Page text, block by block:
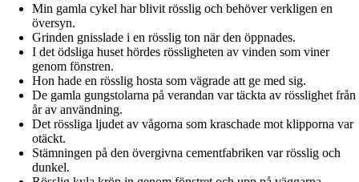
Min gamla cykel har blivit rösslig och behöver verkligen en
översyn.
Grinden gnisslade i en rösslig ton när den öppnades.
I det ödsliga huset hördes rössligheten av vinden som viner
genom fönstren.
Hon hade en rösslig hosta som vägrade att ge med sig.
De gamla gungstolarna på verandan var täckta av rösslighet från
år av användning.
Det rössliga ljudet av vågorna som kraschade mot klipporna var
otäckt.
Stämningen på den övergivna cementfabriken var rösslig och
dunkel.